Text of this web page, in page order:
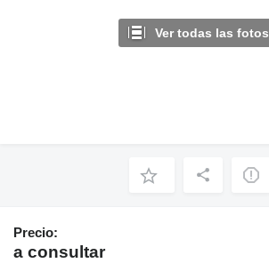
Ver todas las fotos
Precio:
a consultar